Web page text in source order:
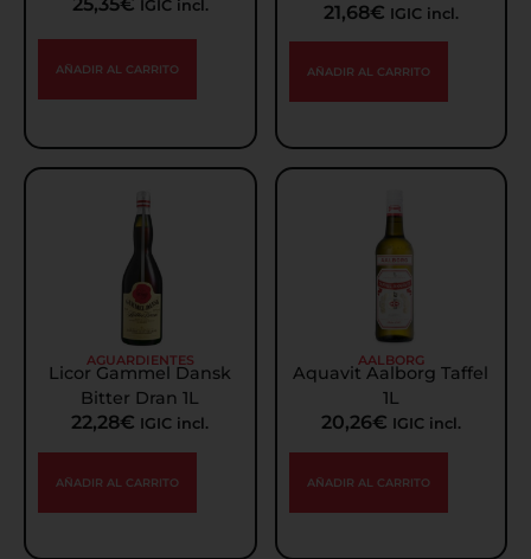
25,35€ IGIC incl.
AÑADIR AL CARRITO
21,68€ IGIC incl.
AÑADIR AL CARRITO
AGUARDIENTES
Licor Gammel Dansk
Bitter Dran 1L
22,28€ IGIC incl.
AÑADIR AL CARRITO
AALBORG
Aquavit Aalborg Taffel
1L
20,26€ IGIC incl.
AÑADIR AL CARRITO